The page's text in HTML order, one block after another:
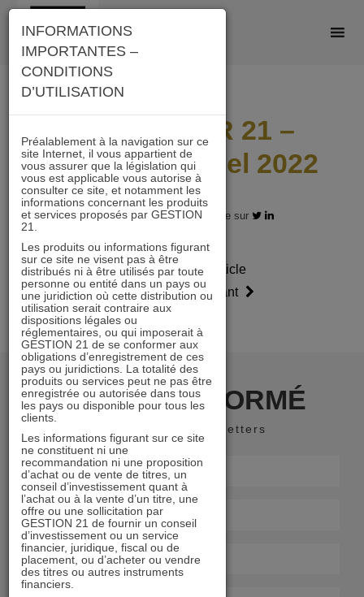
Skip
content
IMMOBILIER 21 –
Rapport annuel 2022
31.12.2022 - Partagez l'article sur
Article
précédent
Article
suivant
RESTER INFORMÉ
Recevoir nos newsletters
INFORMATIONS
IMPORTANTES –
CONDITIONS
D’UTILISATION
Préalablement à la navigation sur ce
site Internet, il vous appartient de
vous assurer que la législation qui
vous est applicable vous autorise à
consulter ce site, et notamment les
informations concernant les produits
et services proposés par GESTION
21.
Les produits ou informations figurant
sur ce site ne visent pas à être
distribués ni à être utilisés par toute
personne ou entité dans un pays ou
une juridiction où cette distribution ou
utilisation serait contraire aux
dispositions légales ou
réglementaires, ou qui imposerait à
GESTION 21 de se conformer aux
obligations d’enregistrement de ces
pays ou juridictions. La totalité des
produits ou services peut ne pas être
enregistrée ou autorisée dans tous
les pays ou disponible pour tous les
clients.
Les informations figurant sur ce site
ne constituent ni une
recommandation ni une proposition
d’achat ou de vente de titres, un
conseil d’investissement quant à
l’achat ou à la vente d’un titre, une
offre ou une sollicitation par
GESTION 21 de fournir un conseil
d’investissement ou un service
financier, juridique, fiscal ou de
placement, ou d’acheter ou vendre
des titres ou autres instruments
financiers.